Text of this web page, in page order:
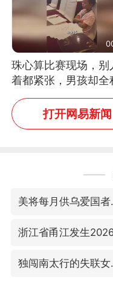
珠心算比赛现场，别
着都紧张，男孩却全
定神闲、从容作答
拿下冠军。网友：这
的样子，一看就是有
打开网易新
美将
独闯南